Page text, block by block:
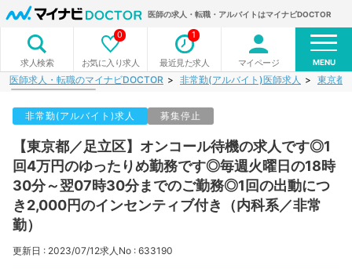
医師の求人・転職・アルバイトはマイナビDOCTOR
求人検索 お気に入り求人
0
最近見た求人
1
マイページ MENU
医師求人・転職のマイナビDOCTOR 非常勤(アルバイト)医師求人 東京都
非常勤(アルバイト)求人 募集停止
【東京都／足立区】オンコール待機の求人です◎1
回4万円のゆったりめ勤務です◎毎週火曜日の18時
30分～翌07時30分までのご勤務◎1回の出動につ
き2,000円のインセンティブ付き（内科系／非常
勤）
更新日 : 2023/07/12求人No : 633190